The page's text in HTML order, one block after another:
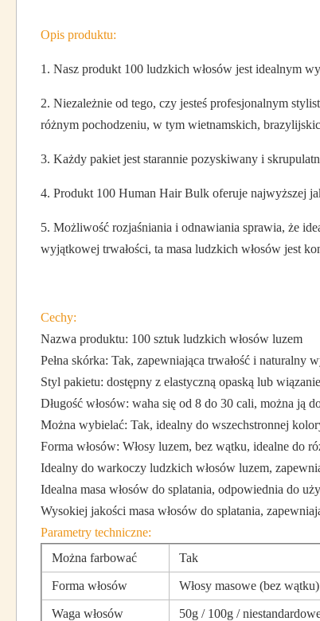
Opis produktu:
1. Nasz produkt 100 ludzkich włosów jest idealnym
2. Niezależnie od tego, czy jesteś profesjonalnym
różnym pochodzeniu, w tym wietnamskich,
3. Każdy pakiet jest starannie pozyskiwany i
4. Produkt 100 Human Hair Bulk oferuje najwyższej
5. Możliwość rozjaśniania i odnawiania sprawia, że
wyjątkowej trwałości, ta masa ludzkich włosów jest
Cechy:
Nazwa produktu: 100 sztuk ludzkich włosów luzem
Pełna skórka: Tak, zapewniająca trwałość i naturalny
Styl pakietu: dostępny z elastyczną opaską lub
Długość włosów: waha się od 8 do 30 cali, można ją
Można wybielać: Tak, idealny do wszechstronnej
Forma włosów: Włosy luzem, bez wątku, idealne do
Idealny do warkoczy ludzkich włosów luzem,
Idealna masa włosów do splatania, odpowiednia do
Wysokiej jakości masa włosów do splatania,
Parametry techniczne:
Można farbować
Tak
Forma włosów Włosy masowe (bez wątku)
Waga włosów 50g / 100g /